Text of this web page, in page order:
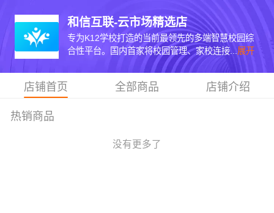
和信互联-云市场精选店
专为K12学校打造的当前最领先的多端智慧校园综
合性平台。国内首家将校园管理、家校连接... 展开
店铺首页 全部商品 店铺介绍
热销商品
没有更多了